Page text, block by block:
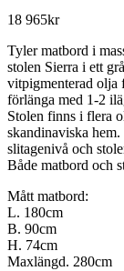
18 965kr
Tyler matbord i
stolen Sierra i ett
vitpigmenterad olja
förlänga med 1-2
Stolen finns i flera
skandinaviska
slitagenivå och
Både matbord och
Mått matbord:
L. 180cm
B. 90cm
H. 74cm
Maxlängd. 280cm